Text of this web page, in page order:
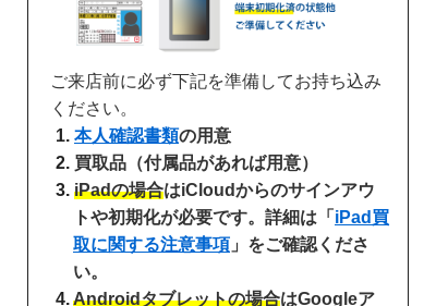
ご来店前に必ず下記を準備してお持ち込み
ください。
本人確認書類の用意
買取品（付属品があれば用意）
iPadの場合はiCloudからのサインアウ
トや初期化が必要です。詳細は「 iPad買
取に関する注意事項 」をご確認くださ
い。
Androidタブレットの場合はGoogleア